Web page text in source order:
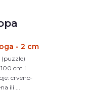
- 2 cm
cm i
crveno-
ili ...